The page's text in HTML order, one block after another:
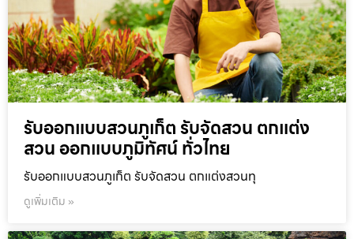
รับออกแบบสวนภูเก็ต รับจัดสวน ตกแต่ง
สวน ออกแบบภูมิทัศน์ ทั่วไทย
รับออกแบบสวนภูเก็ต รับจัดสวน ตกแต่งสวนทุ
ดูเพิ่มเติม »